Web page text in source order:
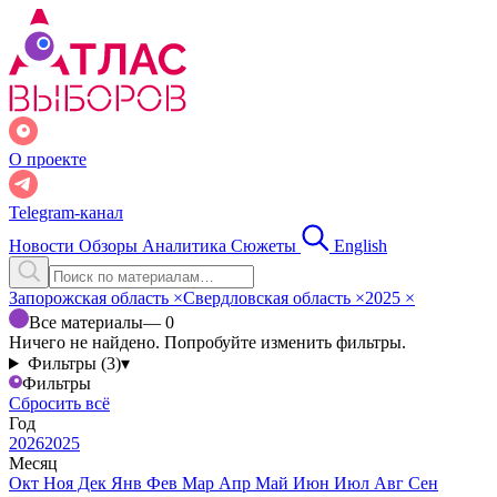
О проекте
Telegram-канал
Новости Обзоры Аналитика Сюжеты English
Запорожская область ×Свердловская область ×2025 ×
Все материалы— 0
Ничего не найдено. Попробуйте изменить фильтры.
Фильтры (3)▾
Фильтры
Сбросить всё
Год
20262025
Месяц
Окт Ноя Дек Янв Фев Мар Апр Май Июн Июл Авг Сен